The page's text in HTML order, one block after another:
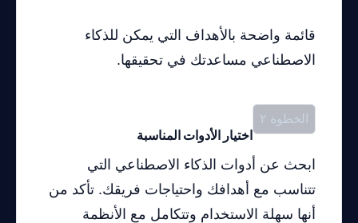
قائمة واضحة بالأهداف التي يمكن للذكاء
الاصطناعي مساعدتك في تحقيقها.
الخطوة ٢
اختيار الأدوات المناسبة
ابحث عن أدوات الذكاء الاصطناعي التي
تتناسب مع أهدافك واحتياجات فريقك. تأكد من
أنها سهلة الاستخدام وتتكامل مع الأنظمة